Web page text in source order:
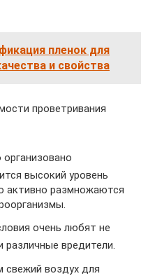
пленок для
и свойства
проветривания
организовано
высокий уровень
активно размножаются
очень любят не
различные вредители.
свежий воздух для